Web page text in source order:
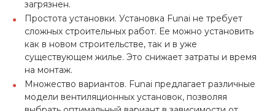
загрязнен.
Простота установки. Установка Funai не требует
сложных строительных работ. Ее можно установить
как в новом строительстве, так и в уже
существующем жилье. Это снижает затраты и время
на монтаж.
Множество вариантов. Funai предлагает различные
модели вентиляционных установок, позволяя